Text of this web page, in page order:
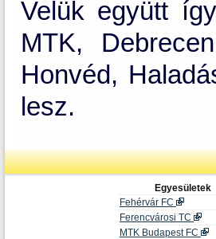
Velük együtt
MTK,
Honvéd,
lesz.
Egyesületek
Fehérvár FC
Ferencvárosi TC
MTK Budapest FC